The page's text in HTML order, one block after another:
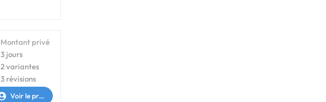
Montant privé
3 jours
2 variantes
3 révisions
Voir le profil